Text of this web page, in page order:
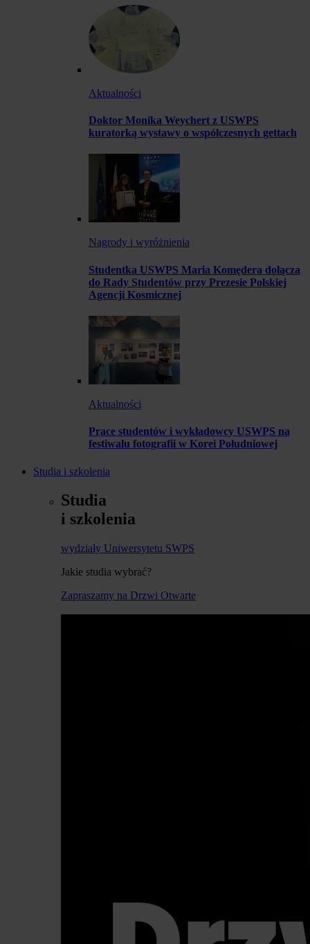
Aktualności
Doktor Monika Weychert z USWPS
kuratorką wystawy o współczesnych gettach
Nagrody i wyróżnienia
Studentka USWPS Maria Komędera dołącza
do Rady Studentów przy Prezesie Polskiej
Agencji Kosmicznej
Aktualności
Prace studentów i wykładowcy USWPS na
festiwalu fotografii w Korei Południowej
Studia i szkolenia
Studia
i szkolenia
wydziały Uniwersytetu SWPS
Jakie studia wybrać?
Zapraszamy na Drzwi Otwarte